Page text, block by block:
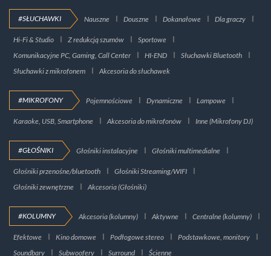
#SŁUCHAWKI Nauszne Douszne Dokanałowe Dla graczy
Hi-Fi & Studio Z redukcją szumów
Sportowe
Komunikacyjne PC, Gaming, Call Center
HI-END
Słuchawki Bluetooth
Słuchawki z mikrofonem
Akcesoria do słuchawek
#MIKROFONY Pojemnościowe Dynamiczne Lampowe
Karaoke, USB, Smartphone Akcesoria do mikrofonów Inne (Mikrofony DJ)
#GŁOŚNIKI Głośniki instalacyjne Głośniki multimedialne
Głośniki przenośne/bluetooth
Głośniki Streaming/WIFI
Głośniki zewnętrzne
Akcesoria (Głośniki)
#KOLUMNY Akcesoria (kolumny) Aktywne Centralne (kolumny)
Efektowe Kino domowe Podłogowe stereo
Podstawkowe, monitory
Soundbary
Subwoofery Surround Ścienne